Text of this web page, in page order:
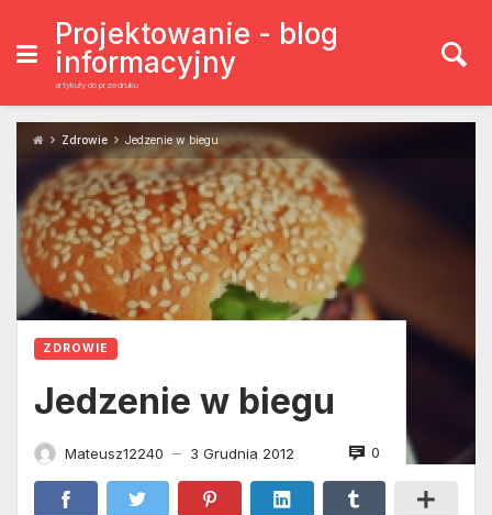
content
Projektowanie - blog
informacyjny
artykuły do przedruku
Zdrowie Jedzenie w biegu
ZDROWIE
Jedzenie w biegu
Mateusz12240 — 3 Grudnia 2012 0